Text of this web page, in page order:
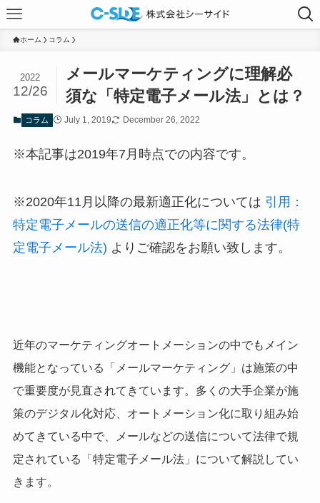
ホーム コラム
メールマーケティングに理解必
須な「特定電子メール法」とは？
2022
12/26
コラム July 1, 2019 December 26, 2022
※本記事は2019年7月時点での内容です。
※2020年11月以降の最新適正化については 引用：
特定電子メールの送信の適正化等に関する法律(特
定電子メール法) よりご確認をお願い致します。
近年のマーケティングオートメーションの中でもメイン
機能となっている「メールマーケティング」は施策の中
で重要度が見直されてきています。多くの大手企業が施
策のデジタル化対応、オートメーション化に取り組み始
めてきている中で、メールなどの送信について法律で規
定されている「特定電子メール法」について解説してい
きます。